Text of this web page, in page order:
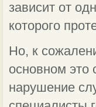
зависит от
которого
Но, к
основном это
нарушение